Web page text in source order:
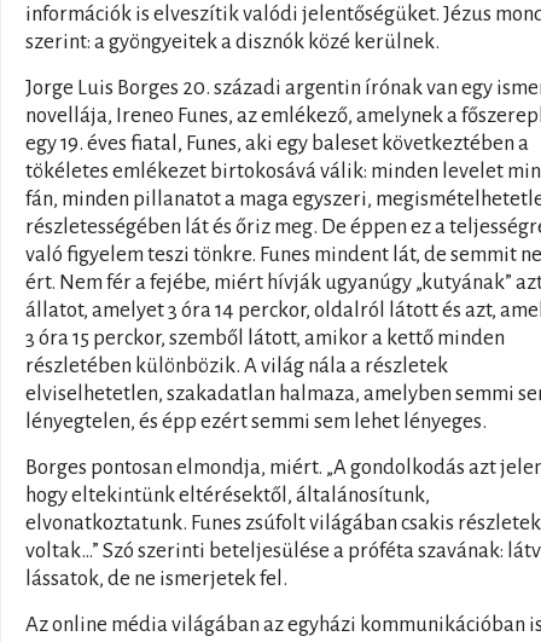
információk is elveszítik valódi jelentőségüket. Jézus
szerint: a gyöngyeitek a disznók közé kerülnek.
Jorge Luis Borges 20. századi argentin írónak van egy
novellája, Ireneo Funes, az emlékező, amelynek a
egy 19. éves fiatal, Funes, aki egy baleset következtében a
tökéletes emlékezet birtokosává válik: minden levelet
fán, minden pillanatot a maga egyszeri,
részletességében lát és őriz meg. De éppen ez a
való figyelem teszi tönkre. Funes mindent lát, de semmit
ért. Nem fér a fejébe, miért hívják ugyanúgy „kutyának”
állatot, amelyet 3 óra 14 perckor, oldalról látott és azt,
3 óra 15 perckor, szemből látott, amikor a kettő minden
részletében különbözik. A világ nála a részletek
elviselhetetlen, szakadatlan halmaza, amelyben semmi
lényegtelen, és épp ezért semmi sem lehet lényeges.
Borges pontosan elmondja, miért. „A gondolkodás azt
hogy eltekintünk eltérésektől, általánosítunk,
elvonatkoztatunk. Funes zsúfolt világában csakis részletek
voltak…” Szó szerinti beteljesülése a próféta szavának:
lássatok, de ne ismerjetek fel.
Az online média világában az egyházi kommunikációban